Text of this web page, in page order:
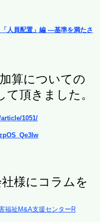
人員配置」編 ―基準を満たさ
算についての
頂きました。
1051/
様にコラムを
福祉M&A支援センターR